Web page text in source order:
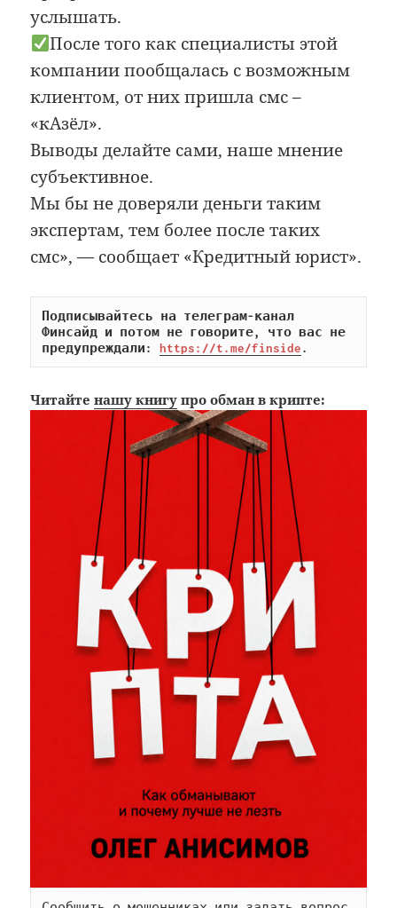
услышать.
После того как специалисты этой
компании пообщалась с возможным
клиентом, от них пришла смс –
«кАзёл».
Выводы делайте сами, наше мнение
субъективное.
Мы бы не доверяли деньги таким
экспертам, тем более после таких
смс», — сообщает «Кредитный юрист».
Подписывайтесь на телеграм-канал
Финсайд и потом не говорите, что вас не
предупреждали: https://t.me/finside.
Читайтенашу книгу про обман в крипте: